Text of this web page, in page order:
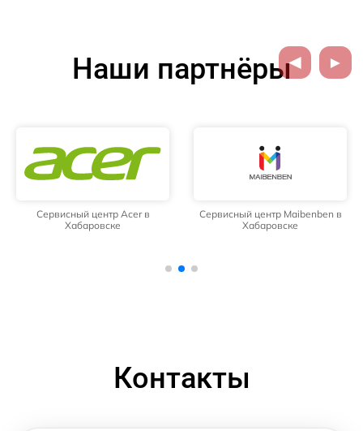
Наши партнёры
Сервисный центр Acer в
Хабаровске
Сервисный центр Maibenben в
Хабаровске
Контакты